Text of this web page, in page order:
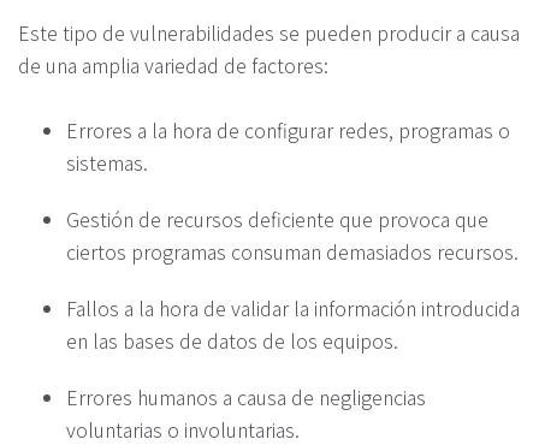
Este tipo de vulnerabilidades se pueden producir a causa
de una amplia variedad de factores:
Errores a la hora de configurar redes, programas o
sistemas.
Gestión de recursos deficiente que provoca que
ciertos programas consuman demasiados recursos.
Fallos a la hora de validar la información introducida
en las bases de datos de los equipos.
Errores humanos a causa de negligencias
voluntarias o involuntarias.